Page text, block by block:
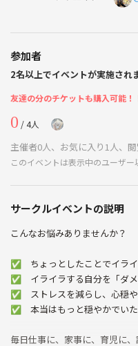
参加者
2名以上でイベントが実施され
友達の分のチケットも購入可能！
0 / 4人
主催者0人、お気に入り1人、
このイベントは表示中のユーザ
サークルイベントの説明
こんなお悩みありませんか？
✅ ちょっとしたことでイライ
✅ イライラする自分を「ダメ
✅ ストレスを減らし、心穏
✅ 本当はもっと穏やかでい
毎日仕事に、家事に、育児に